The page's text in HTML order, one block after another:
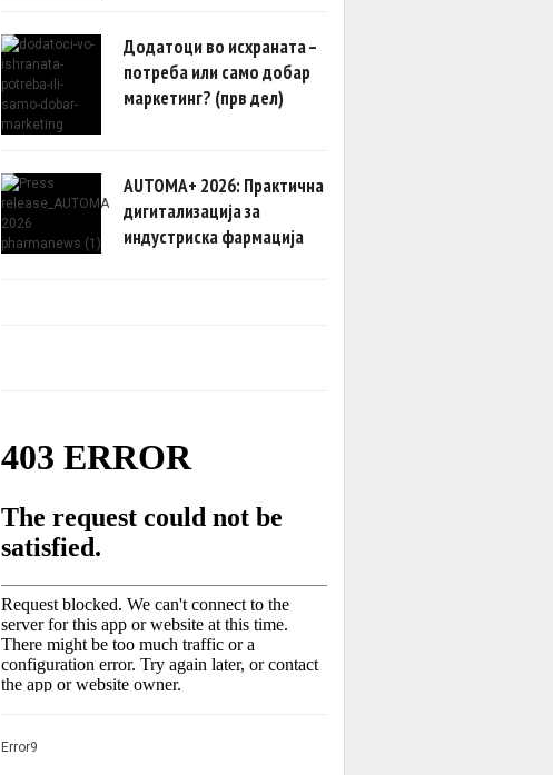
Додатоци во исхраната –
потреба или само добар
маркетинг? (прв дел)
AUTOMA+ 2026: Практична
дигитализација за
индустриска фармација
Error9